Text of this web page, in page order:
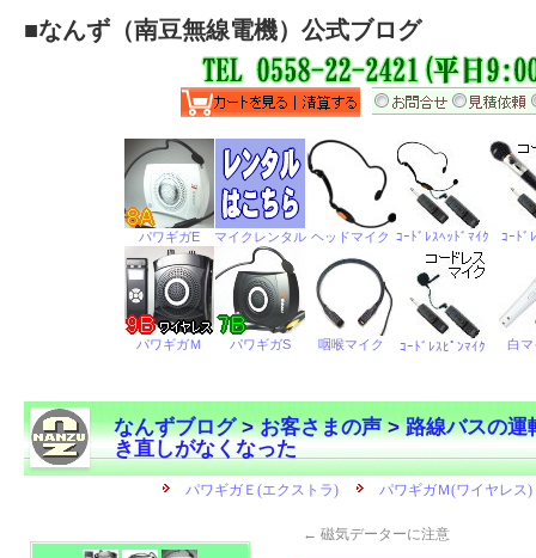
■なんず（南豆無線電機）公式ブログ
なんずブログ>お客さまの声>路線バスの運
き直しがなくなった
← 磁気データーに注意